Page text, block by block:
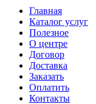
Главная
Каталог услуг
Полезное
О центре
Договор
Доставка
Заказать
Оплатить
Контакты